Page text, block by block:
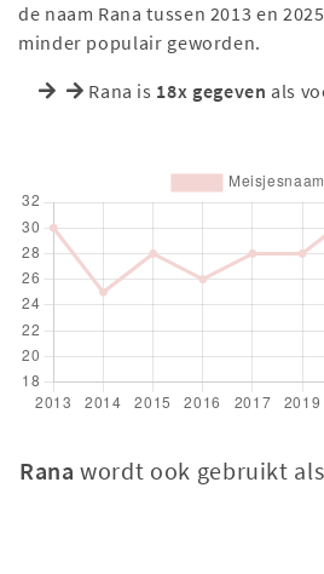
de naam Rana tussen 2013 en
minder populair geworden.
Rana is 18x gegeven als
Rana wordt ook gebruikt